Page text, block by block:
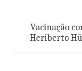
Vacinação
Heriberto